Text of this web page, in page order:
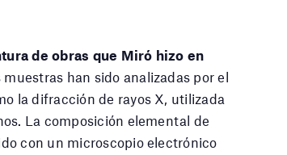
de obras que Miró hizo en
muestras han sido analizadas por el
la difracción de rayos X, utilizada
La composición elemental de
con un microscopio electrónico